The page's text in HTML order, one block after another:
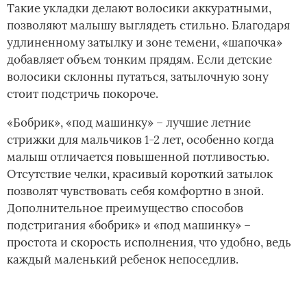
Такие укладки делают волосики аккуратными,
позволяют малышу выглядеть стильно. Благодаря
удлиненному затылку и зоне темени, «шапочка»
добавляет объем тонким прядям. Если детские
волосики склонны путаться, затылочную зону
стоит подстричь покороче.
«Бобрик», «под машинку» – лучшие летние
стрижки для мальчиков 1-2 лет, особенно когда
малыш отличается повышенной потливостью.
Отсутствие челки, красивый короткий затылок
позволят чувствовать себя комфортно в зной.
Дополнительное преимущество способов
подстригания «бобрик» и «под машинку» –
простота и скорость исполнения, что удобно, ведь
каждый маленький ребенок непоседлив.